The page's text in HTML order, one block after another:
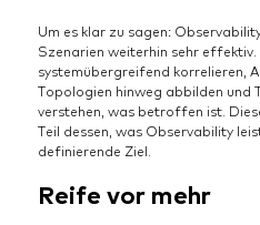
Um es klar zu sagen:
Szenarien weiterhin sehr effektiv.
systemübergreifend korrelieren,
Topologien hinweg abbilden und
verstehen, was betroffen ist.
Teil dessen, was Observability
definierende Ziel.
Reife vor mehr